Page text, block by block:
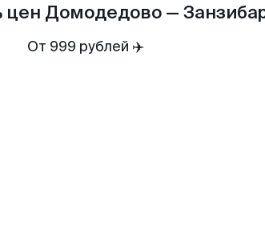
цен Домодедово—
От 999 рублей ✈️